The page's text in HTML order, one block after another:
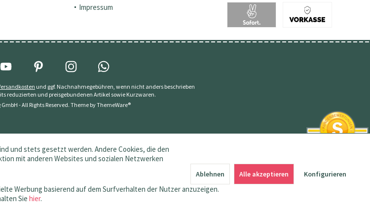
Impressum
und ggf. Nachnahmegebühren, wenn nicht anders beschrieben
reduzierten und preisgebundenen Artikel sowie Kurzwaren.
- All Rights Reserved. Theme byThemeWare®
und stets gesetzt werden. Andere Cookies, die den
mit anderen Websites und sozialen Netzwerken
Werbung basierend auf dem Surfverhalten der Nutzer anzuzeigen.
Sie hier.
Ablehnen Alle akzeptieren Konfigurieren
aus 145 Bewertungen